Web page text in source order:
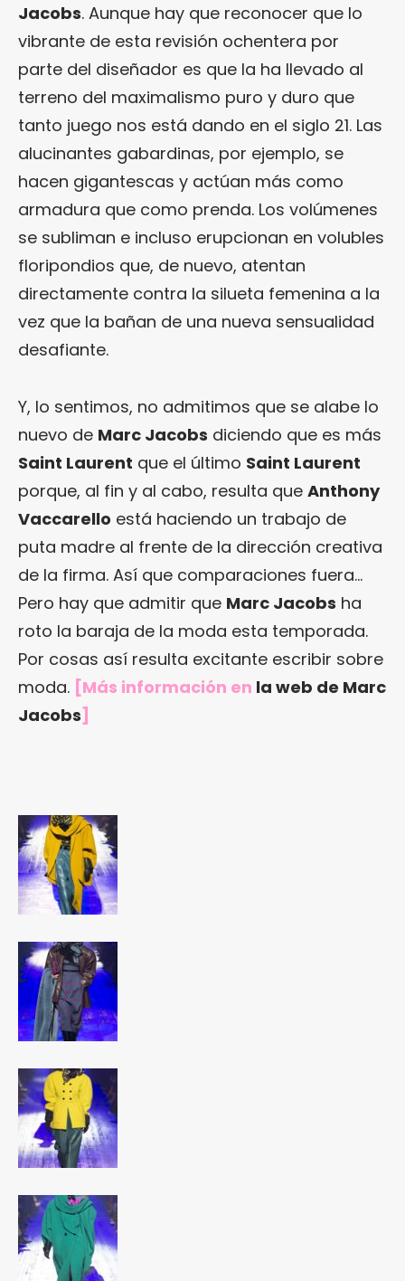
Jacobs. Aunque hay que reconocer que lo
vibrante de esta revisión ochentera por
parte del diseñador es que la ha llevado al
terreno del maximalismo puro y duro que
tanto juego nos está dando en el siglo 21. Las
alucinantes gabardinas, por ejemplo, se
hacen gigantescas y actúan más como
armadura que como prenda. Los volúmenes
se subliman e incluso erupcionan en volubles
floripondios que, de nuevo, atentan
directamente contra la silueta femenina a la
vez que la bañan de una nueva sensualidad
desafiante.
Y, lo sentimos, no admitimos que se alabe lo
nuevo de Marc Jacobs diciendo que es más
Saint Laurent que el último Saint Laurent
porque, al fin y al cabo, resulta que Anthony
Vaccarello está haciendo un trabajo de
puta madre al frente de la dirección creativa
de la firma. Así que comparaciones fuera…
Pero hay que admitir que Marc Jacobs ha
roto la baraja de la moda esta temporada.
Por cosas así resulta excitante escribir sobre
moda. [Más información en la web de Marc
Jacobs]